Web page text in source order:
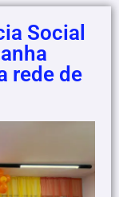
Social
rede de